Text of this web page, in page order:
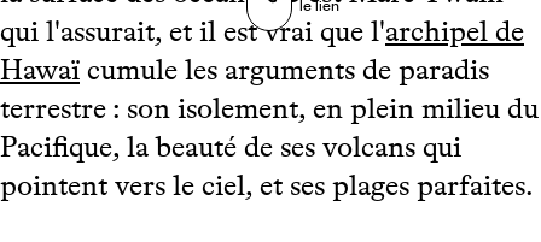
le lien
qui l'assurait, et il est vrai que l'archipel de
Hawaï cumule les arguments de paradis
terrestre : son isolement, en plein milieu du
Pacifique, la beauté de ses volcans qui
pointent vers le ciel, et ses plages parfaites.